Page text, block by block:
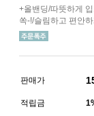
+올밴딩/따뜻하게
쏙-!/슬림하고 편안
판매가
적립금